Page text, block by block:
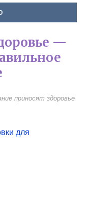
—
приносят здоровье